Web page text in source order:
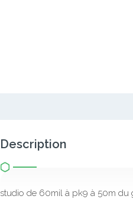
Description
studio de 60mil à pk9 à 50m du